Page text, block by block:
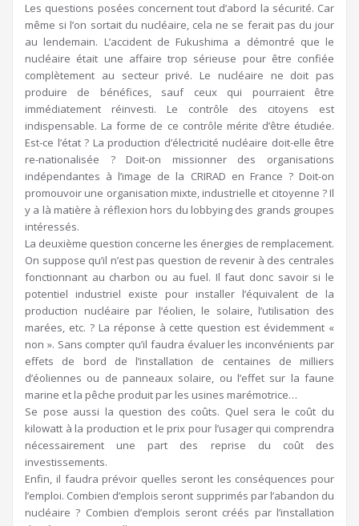
Les questions posées concernent tout d’abord la sécurité. Car
même si l’on sortait du nucléaire, cela ne se ferait pas du jour
au lendemain. L’accident de Fukushima a démontré que le
nucléaire était une affaire trop sérieuse pour être confiée
complètement au secteur privé. Le nucléaire ne doit pas
produire de bénéfices, sauf ceux qui pourraient être
immédiatement réinvesti. Le contrôle des citoyens est
indispensable. La forme de ce contrôle mérite d’être étudiée.
Est-ce l’état ? La production d’électricité nucléaire doit-elle être
re-nationalisée ? Doit-on missionner des organisations
indépendantes à l’image de la CRIRAD en France ? Doit-on
promouvoir une organisation mixte, industrielle et citoyenne ? Il
y a là matière à réflexion hors du lobbying des grands groupes
intéressés.
La deuxième question concerne les énergies de remplacement.
On suppose qu’il n’est pas question de revenir à des centrales
fonctionnant au charbon ou au fuel. Il faut donc savoir si le
potentiel industriel existe pour installer l’équivalent de la
production nucléaire par l’éolien, le solaire, l’utilisation des
marées, etc. ? La réponse à cette question est évidemment «
non ». Sans compter qu’il faudra évaluer les inconvénients par
effets de bord de l’installation de centaines de milliers
d’éoliennes ou de panneaux solaire, ou l’effet sur la faune
marine et la pêche produit par les usines marémotrice…
Se pose aussi la question des coûts. Quel sera le coût du
kilowatt à la production et le prix pour l’usager qui comprendra
nécessairement une part des reprise du coût des
investissements.
Enfin, il faudra prévoir quelles seront les conséquences pour
l’emploi. Combien d’emplois seront supprimés par l’abandon du
nucléaire ? Combien d’emplois seront créés par l’installation